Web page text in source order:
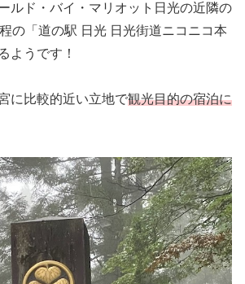
ルド・バイ・マリオット日光の近隣の
の「道の駅 日光 日光街道ニコニコ本
ようです！
に比較的近い立地で観光目的の宿泊に